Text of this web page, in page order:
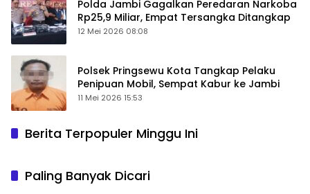
Polda Jambi Gagalkan Peredaran Narkoba
Rp25,9 Miliar, Empat Tersangka Ditangkap
12 Mei 2026 08:08
Polsek Pringsewu Kota Tangkap Pelaku
Penipuan Mobil, Sempat Kabur ke Jambi
11 Mei 2026 15:53
Berita Terpopuler Minggu Ini
Paling Banyak Dicari